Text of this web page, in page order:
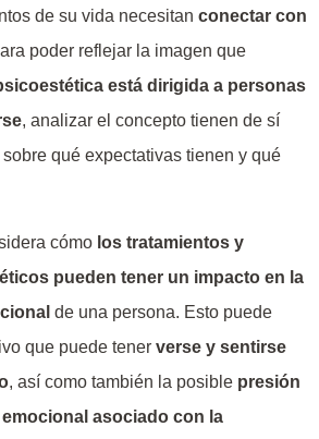
de su vida necesitan conectar con
poder reflejar la imagen que
está dirigida a personas
, analizar el concepto tienen de sí
qué expectativas tienen y qué
cómo los tratamientos y
pueden tener un impacto en la
de una persona. Esto puede
que puede tener verse y sentirse
, así como también la posible presión
asociado con la